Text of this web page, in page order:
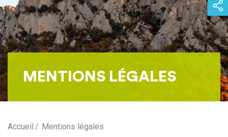
MENTIONS LÉGALES
Accueil Mentions légales